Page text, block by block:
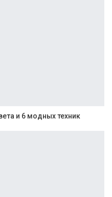
и 6 модных техник